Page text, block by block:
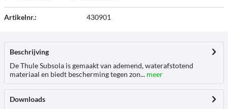
Artikelnr.: 430901
Beschrijving
De Thule Subsola is gemaakt van ademend, waterafstotend
materiaal en biedt bescherming tegen zon... meer
Downloads